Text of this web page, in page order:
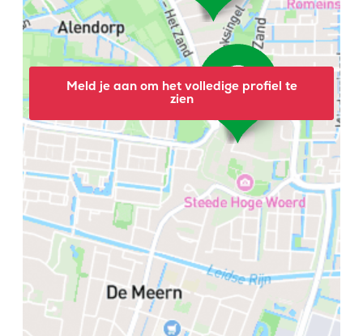
Meld je aan om het volledige profiel te
zien